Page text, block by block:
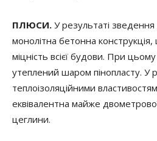
ПЛЮСИ. У результаті
монолітна бетонна
міцність всієї будови. При
утеплений шаром пінопласту. У
теплоізоляційними
еквівалентна майже
цеглини.